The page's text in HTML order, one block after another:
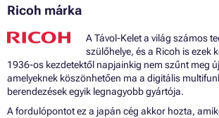
Ricoh márka
A Távol-Kelet a világ számos
szülőhelye, és a Ricoh is ezek
1936-os kezdetektől napjainkig nem szűnt meg
amelyeknek köszönhetően ma a digitális
berendezések egyik legnagyobb gyártója.
A fordulópontot ez a japán cég akkor hozta,